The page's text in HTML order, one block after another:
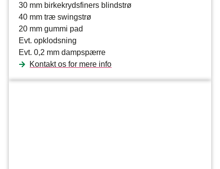
30 mm birkekrydsfiners blindstrø
40 mm træ swingstrø
20 mm gummi pad
Evt. opklodsning
Evt. 0,2 mm dampspærre
Kontakt os for mere info